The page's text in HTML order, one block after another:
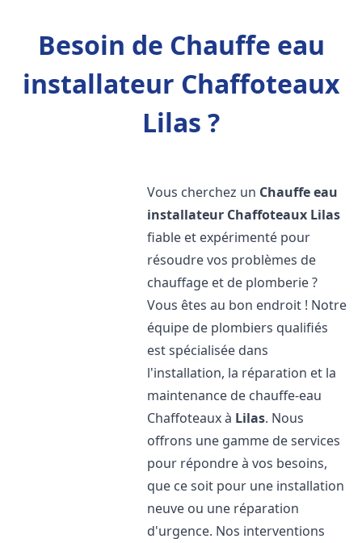
Besoin de Chauffe eau
installateur Chaffoteaux
Lilas ?
Vous cherchez un Chauffe eau
installateur Chaffoteaux Lilas
fiable et expérimenté pour
résoudre vos problèmes de
chauffage et de plomberie ?
Vous êtes au bon endroit ! Notre
équipe de plombiers qualifiés
est spécialisée dans
l'installation, la réparation et la
maintenance de chauffe-eau
Chaffoteaux à Lilas. Nous
offrons une gamme de services
pour répondre à vos besoins,
que ce soit pour une installation
neuve ou une réparation
d'urgence. Nos interventions